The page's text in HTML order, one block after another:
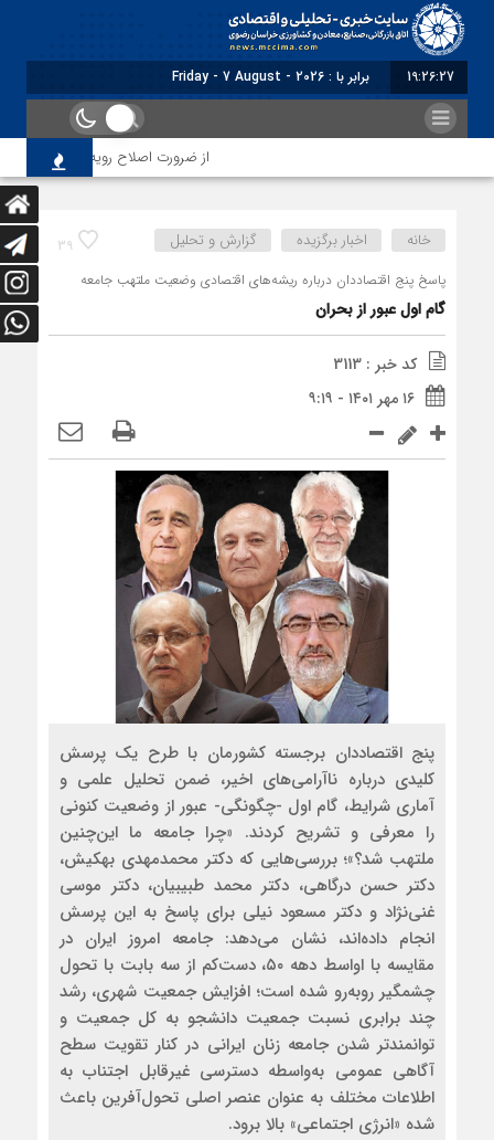
19:26:28 برابر با : Friday - 7 August - 2026
از ضرورت اصلاح رویه‌های بازرسی تا
39 خانه اخبار برگزیده گزارش و تحلیل
پاسخ پنج اقتصاددان درباره ریشه‌های اقتصادی وضعیت ملتهب جامعه
گام اول عبور از بحران
کد خبر : 3113
۱۶ مهر ۱۴۰۱ - ۹:۱۹
پنج اقتصاددان برجسته کشورمان با طرح یک پرسش
کلیدی درباره ناآرامی‌های اخیر، ضمن تحلیل علمی و
آماری شرایط، گام اول -چگونگی- عبور از وضعیت کنونی
را معرفی و تشریح کردند. «چرا جامعه ما این‌چنین
ملتهب شد؟»؛ بررسی‌هایی که دکتر محمدمهدی بهکیش،
دکتر حسن درگاهی، دکتر محمد طبیبیان، دکتر موسی
غنی‌‌نژاد و دکتر مسعود نیلی برای پاسخ به این پرسش
انجام داده‌‌اند، نشان می‌دهد: جامعه امروز ایران در
مقایسه با اواسط دهه ۵۰، دست‌‌کم از سه بابت با تحول
چشمگیر روبه‌رو شده است؛ افزایش جمعیت شهری، رشد
چند برابری نسبت جمعیت دانشجو به کل جمعیت و
توانمندتر شدن جامعه زنان ایرانی در کنار تقویت سطح
آگاهی عمومی به‌واسطه دسترسی غیرقابل اجتناب به
اطلاعات مختلف به عنوان عنصر اصلی تحول‌آفرین باعث
شده «انرژی اجتماعی» بالا برود.